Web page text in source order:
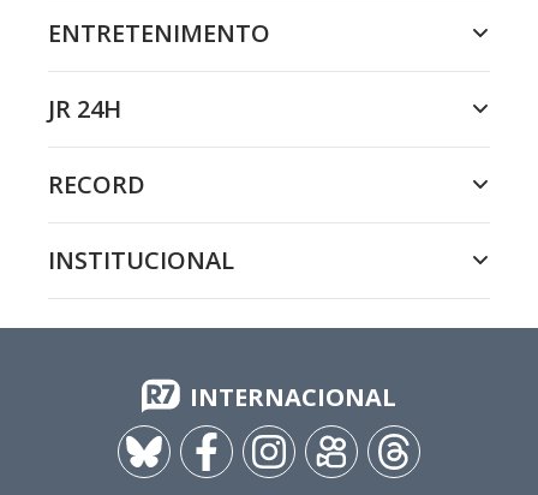
ENTRETENIMENTO
JR 24H
RECORD
INSTITUCIONAL
INTERNACIONAL